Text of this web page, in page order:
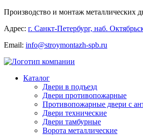
Производство и монтаж металлических
Адрес: г. Санкт-Петербург, наб.
Email: info@stroymontazh-spb.ru
Каталог
Двери в подъезд
Двери противопожарные
Противопожарные двери с
Двери технические
Двери тамбурные
Ворота металлические